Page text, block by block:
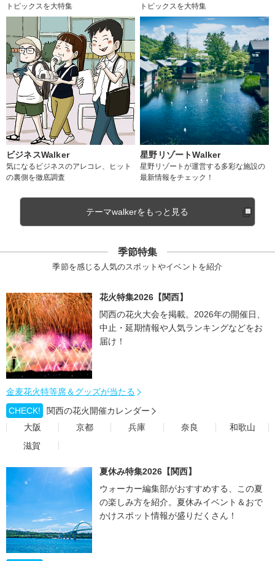
トピックスを大特集
トピックスを大特集
ビジネスWalker
気になるビジネスのアレコレ、ヒット
の裏側を徹底調査
星野リゾートWalker
星野リゾートが運営する多彩な施設の
最新情報をチェック！
テーマwalkerをもっと見る
季節特集
季節を感じる人気のスポットやイベントを紹介
花火特集2026【関西】
関西の花火大会を掲載。2026年の開催日、
中止・延期情報や人気ランキングなどをお
届け！
金麦花火特等席＆グッズが当たる
CHECK!
関西の花火開催カレンダー
大阪
京都 兵庫 奈良
和歌山
滋賀
夏休み特集2026【関西】
ウォーカー編集部がおすすめする、この夏
の楽しみ方を紹介。夏休みイベント＆おで
かけスポット情報が盛りだくさん！